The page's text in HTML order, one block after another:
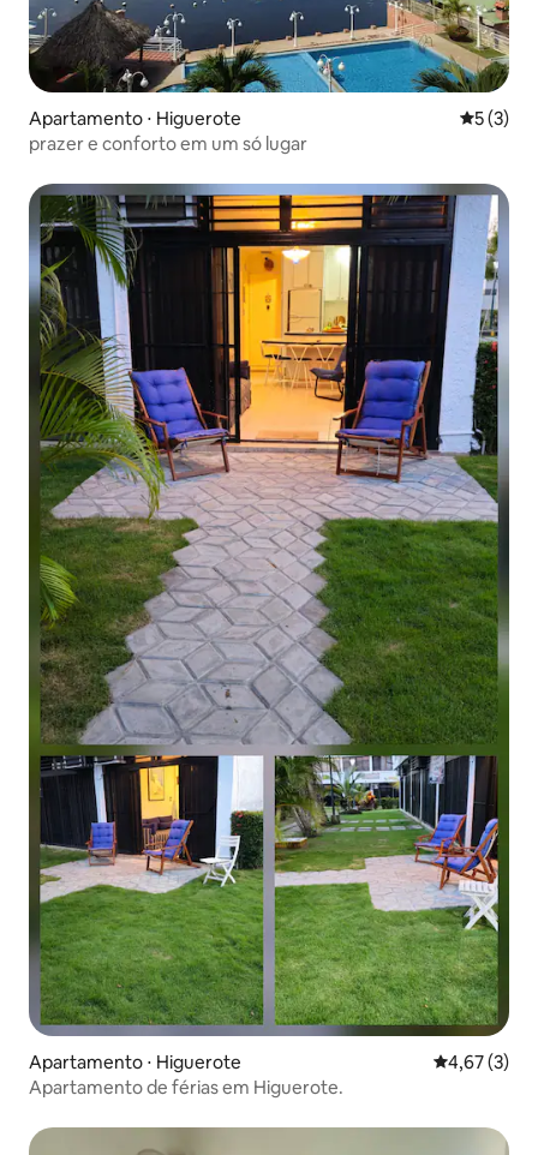
Apartamento ⋅ Higuerote 5 de
5 (3)
prazer e conforto em um só lugar
Apartamento ⋅ Higuerote 4,67 de
4,67 (3)
Apartamento de férias em Higuerote.